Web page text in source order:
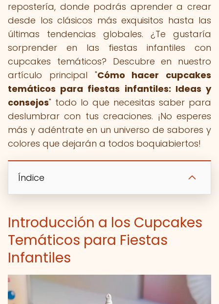
repostería, donde podrás aprender a crear
desde los clásicos más exquisitos hasta las
últimas tendencias globales. ¿Te gustaría
sorprender en las fiestas infantiles con
cupcakes temáticos? Descubre en nuestro
artículo principal "Cómo hacer cupcakes
temáticos para fiestas infantiles: Ideas y
consejos" todo lo que necesitas saber para
deslumbrar con tus creaciones. ¡No esperes
más y adéntrate en un universo de sabores y
colores que dejarán a todos boquiabiertos!
Índice
Introducción a los Cupcakes
Temáticos para Fiestas
Infantiles